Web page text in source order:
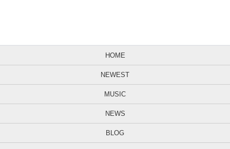
HOME
NEWEST
MUSIC
NEWS
BLOG